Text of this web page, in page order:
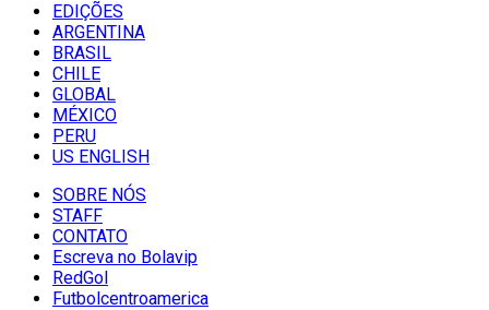
EDIÇÕES
ARGENTINA
BRASIL
CHILE
GLOBAL
MÉXICO
PERU
US ENGLISH
SOBRE NÓS
STAFF
CONTATO
Escreva no Bolavip
RedGol
Futbolcentroamerica